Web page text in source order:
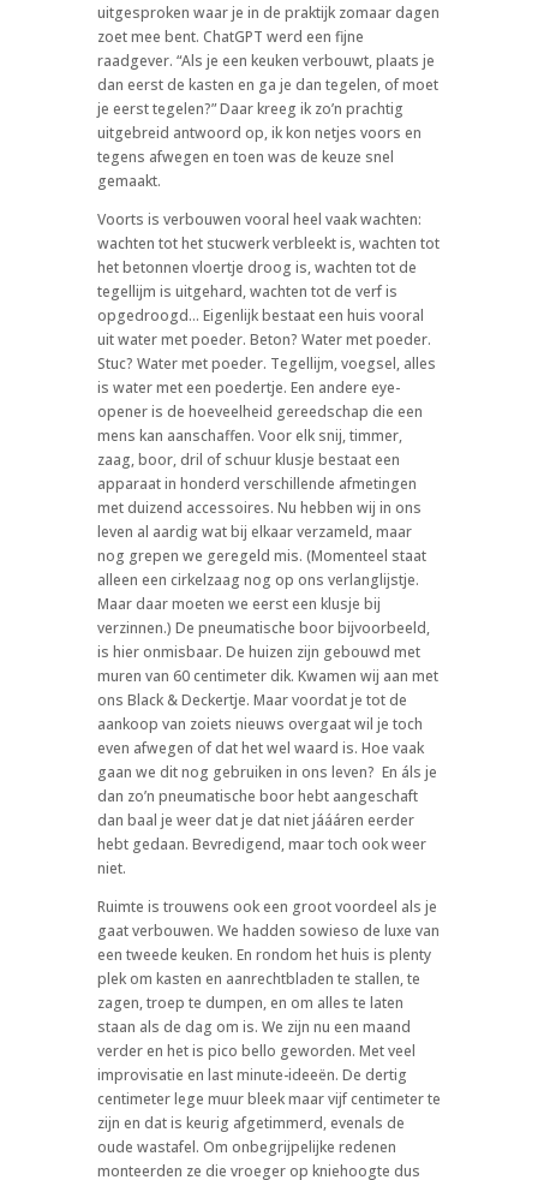
uitgesproken waar je in de praktijk zomaar dagen
zoet mee bent. ChatGPT werd een fijne
raadgever. “Als je een keuken verbouwt, plaats je
dan eerst de kasten en ga je dan tegelen, of moet
je eerst tegelen?” Daar kreeg ik zo’n prachtig
uitgebreid antwoord op, ik kon netjes voors en
tegens afwegen en toen was de keuze snel
gemaakt.
Voorts is verbouwen vooral heel vaak wachten:
wachten tot het stucwerk verbleekt is, wachten tot
het betonnen vloertje droog is, wachten tot de
tegellijm is uitgehard, wachten tot de verf is
opgedroogd… Eigenlijk bestaat een huis vooral
uit water met poeder. Beton? Water met poeder.
Stuc? Water met poeder. Tegellijm, voegsel, alles
is water met een poedertje. Een andere eye-
opener is de hoeveelheid gereedschap die een
mens kan aanschaffen. Voor elk snij, timmer,
zaag, boor, dril of schuur klusje bestaat een
apparaat in honderd verschillende afmetingen
met duizend accessoires. Nu hebben wij in ons
leven al aardig wat bij elkaar verzameld, maar
nog grepen we geregeld mis. (Momenteel staat
alleen een cirkelzaag nog op ons verlanglijstje.
Maar daar moeten we eerst een klusje bij
verzinnen.) De pneumatische boor bijvoorbeeld,
is hier onmisbaar. De huizen zijn gebouwd met
muren van 60 centimeter dik. Kwamen wij aan met
ons Black & Deckertje. Maar voordat je tot de
aankoop van zoiets nieuws overgaat wil je toch
even afwegen of dat het wel waard is. Hoe vaak
gaan we dit nog gebruiken in ons leven? En áls je
dan zo’n pneumatische boor hebt aangeschaft
dan baal je weer dat je dat niet jáááren eerder
hebt gedaan. Bevredigend, maar toch ook weer
niet.
Ruimte is trouwens ook een groot voordeel als je
gaat verbouwen. We hadden sowieso de luxe van
een tweede keuken. En rondom het huis is plenty
plek om kasten en aanrechtbladen te stallen, te
zagen, troep te dumpen, en om alles te laten
staan als de dag om is. We zijn nu een maand
verder en het is pico bello geworden. Met veel
improvisatie en last minute-ideeën. De dertig
centimeter lege muur bleek maar vijf centimeter te
zijn en dat is keurig afgetimmerd, evenals de
oude wastafel. Om onbegrijpelijke redenen
monteerden ze die vroeger op kniehoogte dus